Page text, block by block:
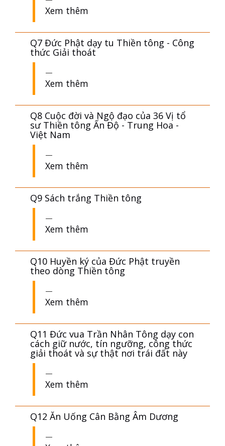
Xem thêm
Q7 Đức Phật dạy tu Thiền tông - Công
thức Giải thoát
Xem thêm
Q8 Cuộc đời và Ngộ đạo của 36 Vị tổ
sư Thiền tông Ấn Độ - Trung Hoa -
Việt Nam
Xem thêm
Q9 Sách trắng Thiền tông
Xem thêm
Q10 Huyền ký của Đức Phật truyền
theo dòng Thiền tông
Xem thêm
Q11 Đức vua Trần Nhân Tông dạy con
cách giữ nước, tín ngưỡng, công thức
giải thoát và sự thật nơi trái đất này
Xem thêm
Q12 Ăn Uống Cân Bằng Âm Dương